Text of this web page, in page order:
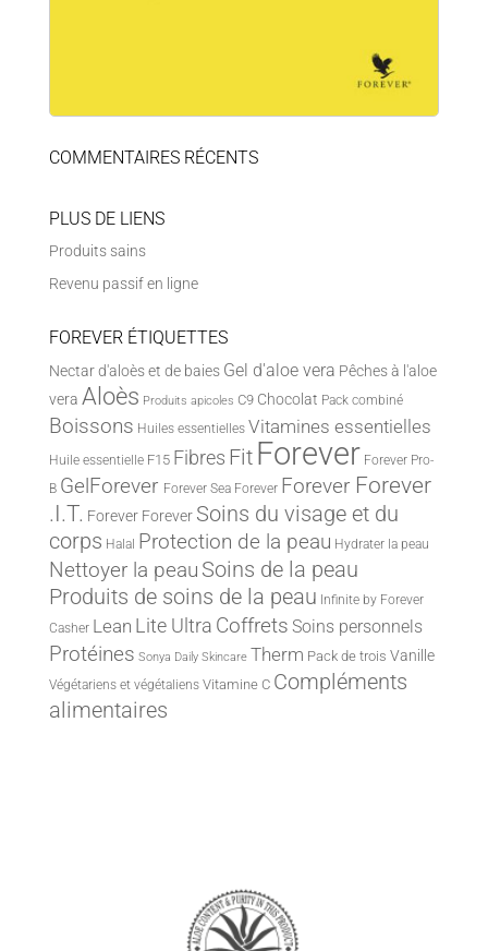
COMMENTAIRES RÉCENTS
PLUS DE LIENS
Produits sains
Revenu passif en ligne
FOREVER ÉTIQUETTES
Nectar d'aloès et de baies Gel d'aloe vera Pêches à l'aloe
vera Aloès Produits apicoles C9 Chocolat Pack combiné
Boissons Huiles essentielles Vitamines essentielles
Huile essentielle F15 Fibres Fit Forever Forever Pro-
B GelForever Forever Sea Forever Forever Forever
.I.T. Forever Forever Soins du visage et du
corps Halal Protection de la peau Hydrater la peau
Nettoyer la peau Soins de la peau
Produits de soins de la peau Infinite by Forever
Casher Lean Lite Ultra Coffrets Soins personnels
Protéines Sonya Daily Skincare Therm Pack de trois Vanille
Végétariens et végétaliens Vitamine C Compléments
alimentaires